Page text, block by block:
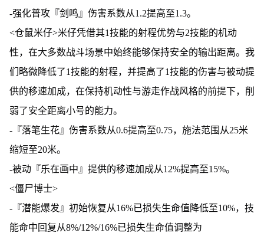
-强化普攻『剑鸣』伤害系数从1.2提高至1.3。
<仓鼠米仔>米仔凭借其1技能的射程优势与2技能的机动
性，在大多数战斗场景中始终能够保持安全的输出距离。我
们略微降低了1技能的射程，并提高了1技能的伤害与被动提
供的移速加成，在保持机动性与游走作战风格的前提下，削
弱了安全距离小号的能力。
-『落笔生花』伤害系数从0.6提高至0.75，施法范围从25米
缩短至20米。
-被动『乐在画中』提供的移速加成从12%提高至15%。
<僵尸博士>
-『潜能爆发』初始恢复从16%已损失生命值降低至10%，技
能命中回复从8%/12%/16%已损失生命值调整为